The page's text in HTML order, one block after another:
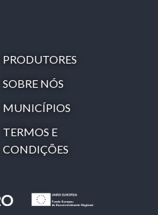
PRODUTORES
SOBRE NÓS
MUNICÍPIOS
TERMOS E
CONDIÇÕES